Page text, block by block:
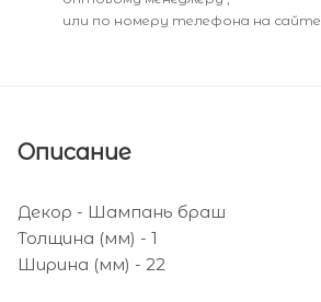
или по номеру телефона на сайте
Описание
Декор - Шампань браш
Толщина (мм) - 1
Ширина (мм) - 22